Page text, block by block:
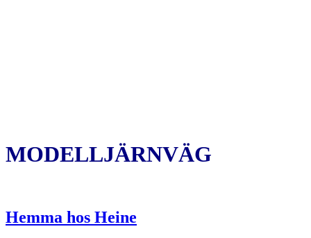
MODELLJÄRNVÄG
Hemma hos Heine